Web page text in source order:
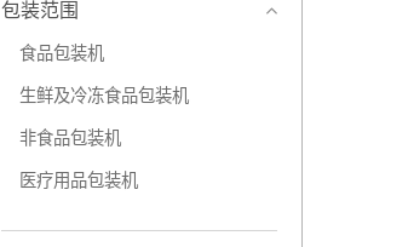
包装范围
食品包装机
生鲜及冷冻食品包装机
非食品包装机
医疗用品包装机